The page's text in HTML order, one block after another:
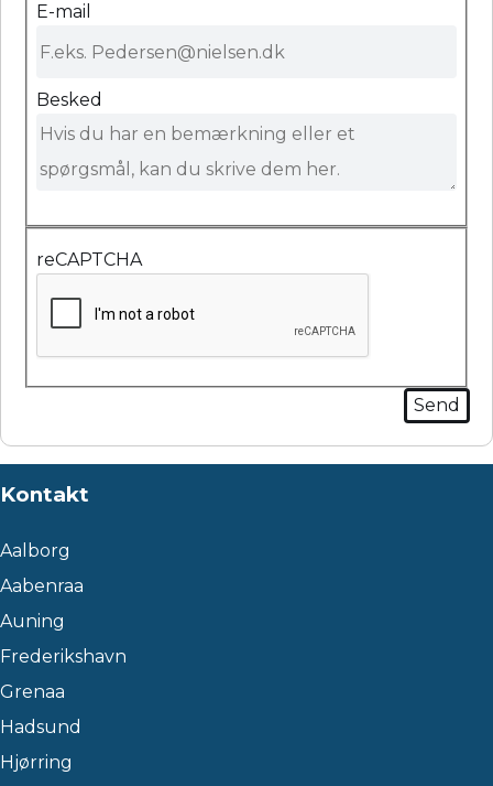
E-mail
Besked
reCAPTCHA
Kontakt
Aalborg
Aabenraa
Auning
Frederikshavn
Grenaa
Hadsund
Hjørring